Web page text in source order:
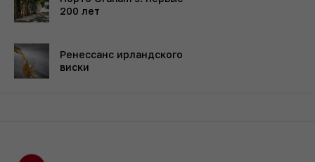
200 лет
Ренессанс ирландского
виски